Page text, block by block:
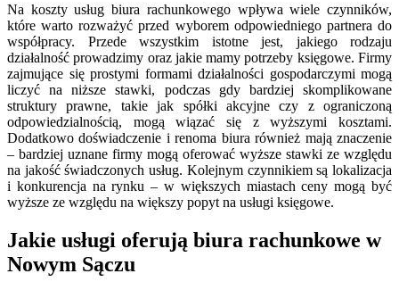
Na koszty usług biura rachunkowego wpływa wiele czynników,
które warto rozważyć przed wyborem odpowiedniego partnera do
współpracy. Przede wszystkim istotne jest, jakiego rodzaju
działalność prowadzimy oraz jakie mamy potrzeby księgowe. Firmy
zajmujące się prostymi formami działalności gospodarczymi mogą
liczyć na niższe stawki, podczas gdy bardziej skomplikowane
struktury prawne, takie jak spółki akcyjne czy z ograniczoną
odpowiedzialnością, mogą wiązać się z wyższymi kosztami.
Dodatkowo doświadczenie i renoma biura również mają znaczenie
– bardziej uznane firmy mogą oferować wyższe stawki ze względu
na jakość świadczonych usług. Kolejnym czynnikiem są lokalizacja
i konkurencja na rynku – w większych miastach ceny mogą być
wyższe ze względu na większy popyt na usługi księgowe.
Jakie usługi oferują biura rachunkowe w
Nowym Sączu